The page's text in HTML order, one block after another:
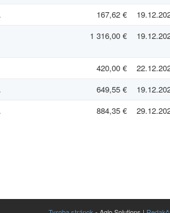
167,62 €
1 316,00 €
420,00 €
649,55 €
884,35 €